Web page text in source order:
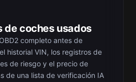
de coches usados
completo antes de
historial VIN, los registros de
de riesgo y el precio de
de una lista de verificación IA